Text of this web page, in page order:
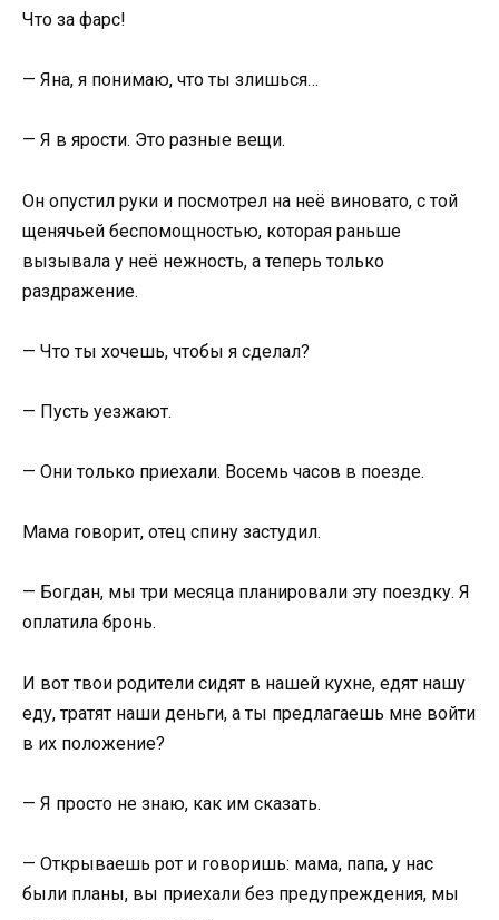
Что за фарс!
— Яна, я понимаю, что ты злишься…
— Я в ярости. Это разные вещи.
Он опустил руки и посмотрел на неё виновато, с той
щенячьей беспомощностью, которая раньше
вызывала у неё нежность, а теперь только
раздражение.
— Что ты хочешь, чтобы я сделал?
— Пусть уезжают.
— Они только приехали. Восемь часов в поезде.
Мама говорит, отец спину застудил.
— Богдан, мы три месяца планировали эту поездку. Я
оплатила бронь.
И вот твои родители сидят в нашей кухне, едят нашу
еду, тратят наши деньги, а ты предлагаешь мне войти
в их положение?
— Я просто не знаю, как им сказать.
— Открываешь рот и говоришь: мама, папа, у нас
были планы, вы приехали без предупреждения, мы